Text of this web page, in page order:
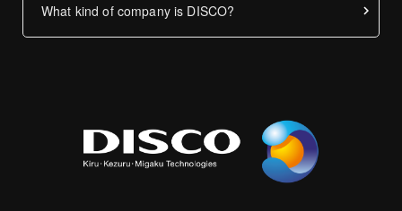
What kind of company is DISCO?